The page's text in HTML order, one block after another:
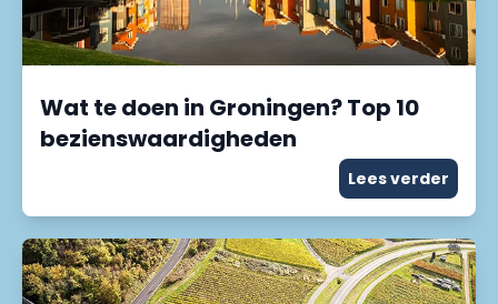
Wat te doen in Groningen? Top 10
bezienswaardigheden
Lees verder